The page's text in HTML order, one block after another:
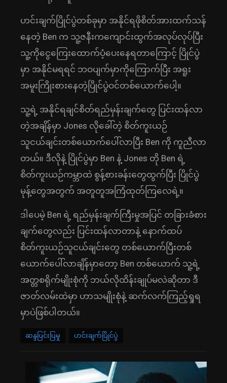
ဟင်းချက်ပြိုင်ပွဲတစ်ခုမှာ အနိုင်ရဖိုစိတ်အားထက်သန်
နေတဲ့ Ben က သူ့ဇနီးကကျောင်းထွက်အလုပ်လုပ်ပြီး
သူ့ကိုငွေကြေးထောက်ပံ့ပေးနေရတာကြောင့် ပြိုင်ပွဲ
မှာ အနိုင်မရရင် ဘဝပျက်မှာကိုကြောက်ပြီး အရူး
အမူးကြိုးစားနေတဲ့ပြိုင်ပွဲဝင်တစ်ယောက်ပေါ့။
သူ့ရဲ့ အနိုင်ရချင်စိတ်ရည်မှန်းချက်တွေ ပြင်းထန်လာ
တဲ့အချိန်မှာ Jones လိုခေါ်တဲ့ စိတ်ကူးယဉ်
သူငယ်ချင်းတစ်ယောက်ပေါ်လာပြီး Ben ကို ကူညီလာ
တယ်။ ဒီလိုနဲ့ ပြိုင်ပွဲမှာ Ben နဲ့ Jones တို Ben ရဲ့
စိတ်ကူးယဉ်ကမ္ဘာထဲ စွန့်စားခန်းတွေထွက်ပြီး ပြိုင်ပွဲ
မုန့်တွေအတွက် အတူတူအကြံထုတ်ကြ‌‌လေရဲ့။
ဒါပေမဲ့ Ben ရဲ့ ရည်မှန်းချက်ကြီးမှုအပြင် တခြားခံစား
ချက်တွေလည်း ပြင်းထန်လာတာနဲ့ နောက်ထပ်
စိတ်ကူးယဉ်သူငယ်ချင်းတွေ တစ်ယောက်ပြီးတစ်
ယောက်ပေါ်လာချိန်မှာတော့ Ben တစ်ယောက် သူ့ရဲ့
အတ္တစရိုက်မျိုးစုံကို ဘယ်လိုထိန်းချုပ်မလဲဆိုတာ ဒီ
ဇာတ်လမ်းထဲမှာ ဟာသမျိုးစုံနဲ့ ဆက်လက်ကြည့်ရှုရ
မှာပဲဖြစ်ပါတယ်။
ဆန္ဒပြင်းပြမှု ဟင်းချက်ပြိုင်ပွဲ